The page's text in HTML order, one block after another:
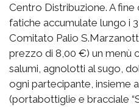
Centro Distribuzione. A
fatiche accumulate lungo i
Comitato Palio
prezzo di 8,00 €) un menù
salumi, agnolotti al sugo,
ogni partecipante, insieme
(portabottiglie e bracciale